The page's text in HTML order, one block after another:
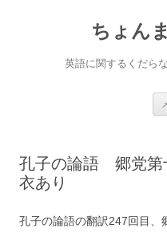
ちょん
英語に関するくだら
孔子の論語 郷党第
衣あり
孔子の論語の翻訳247回目、